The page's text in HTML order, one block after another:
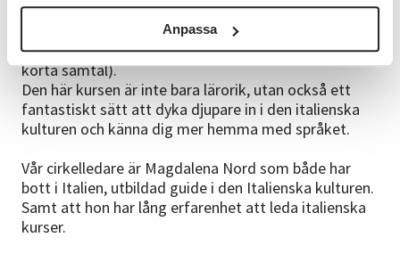
Anpassa
Metod: Muntliga diskussioner, musik, textanalys mm.
Förkunskaper: Grundläggande kunskaper i italienska
(du kan presentera dig, förstå enkla fraser och delta i
korta samtal).
Den här kursen är inte bara lärorik, utan också ett
fantastiskt sätt att dyka djupare in i den italienska
kulturen och känna dig mer hemma med språket.
Vår cirkelledare är Magdalena Nord som både har
bott i Italien, utbildad guide i den Italienska kulturen.
Samt att hon har lång erfarenhet att leda italienska
kurser.